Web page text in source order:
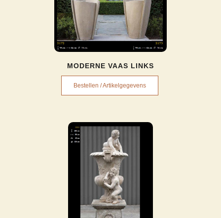
MODERNE VAAS LINKS
Bestellen / Artikelgegevens